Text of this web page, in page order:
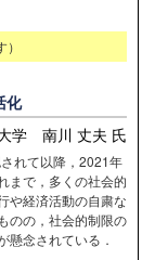
化
学 南川 丈夫 氏
れて以降，2021年
まで，多くの社会的
や経済活動の自粛な
のの，社会的制限の
懸念されている．